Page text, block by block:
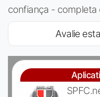
confiança - completa
Avalie